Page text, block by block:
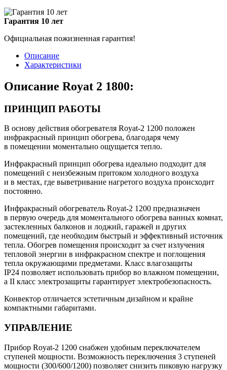
Гарантия 10 лет
Официальная пожизненная гарантия!
Описание
Характеристики
Описание Royat 2 1800:
ПРИНЦИП РАБОТЫ
В основу действия обогревателя Royat-2 1200 положен
инфракрасный принцип обогрева, благодаря чему
в помещении моментально ощущается тепло.
Инфракрасный принцип обогрева идеально подходит для
помещений с неизбежным притоком холодного воздуха
и в местах, где выветривание нагретого воздуха происходит
постоянно.
Инфракрасный обогреватель Royat-2 1200 предназначен
в первую очередь для моментального обогрева ванных комнат,
застекленных балконов и лоджий, гаражей и других
помещений, где необходим быстрый и эффективный источник
тепла. Обогрев помещения происходит за счет излучения
тепловой энергии в инфракрасном спектре и поглощения
тепла окружающими предметами. Класс влагозащиты
IP24 позволяет использовать прибор во влажном помещении,
а II класс электрозащиты гарантирует электробезопасность.
Конвектор отличается эстетичным дизайном и крайне
компактными габаритами.
УПРАВЛЕНИЕ
Прибор Royat-2 1200 снабжен удобным переключателем
ступеней мощности. Возможность переключения 3 ступеней
мощности (300/600/1200) позволяет снизить пиковую нагрузку